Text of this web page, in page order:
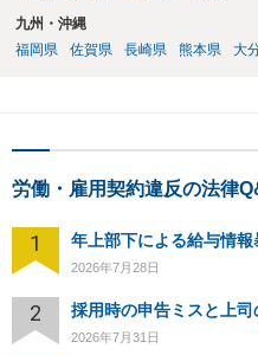
九州・沖縄
福岡県
佐賀県 長崎県 熊本県 大
労働・雇用契約違反の法律
1 年上部下による給与情
2026年7月28日
2 採用時の申告ミスと上
2026年7月31日